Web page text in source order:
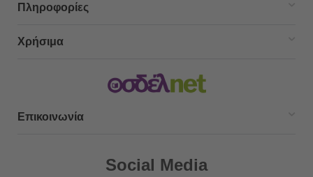
Πληροφορίες
Χρήσιμα
Επικοινωνία
Social Media